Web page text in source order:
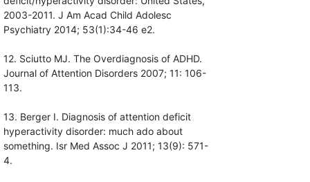
2003-2011. J Am Acad Child Adolesc
Psychiatry 2014; 53(1):34-46 e2.
12. Sciutto MJ. The Overdiagnosis of ADHD.
Journal of Attention Disorders 2007; 11: 106-
113.
13. Berger I. Diagnosis of attention deficit
hyperactivity disorder: much ado about
something. Isr Med Assoc J 2011; 13(9): 571-
4.